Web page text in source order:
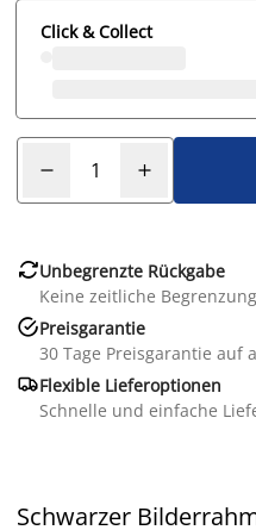
Click & Collect
Unbegrenzte Rückgabe
Keine zeitliche
Preisgarantie
30 Tage Preisgarantie auf
Flexible Lieferoptionen
Schnelle und einfache
Schwarzer